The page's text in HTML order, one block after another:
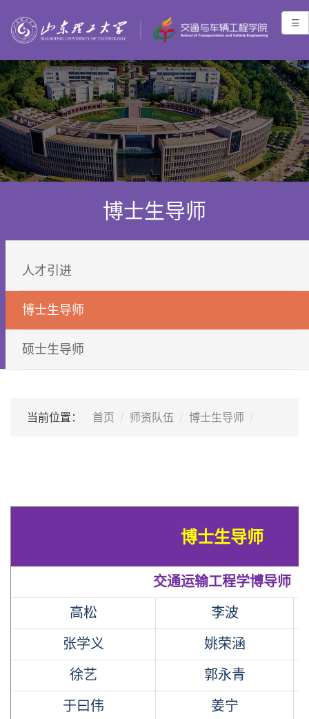
博士生导师
人才引进
博士生导师
硕士生导师
当前位置： 首页 师资队伍 博士生导师
博士生导师
交通运输工程学博导师
高松 李波
张学义 姚荣涵
徐艺 郭永青
于曰伟 姜宁